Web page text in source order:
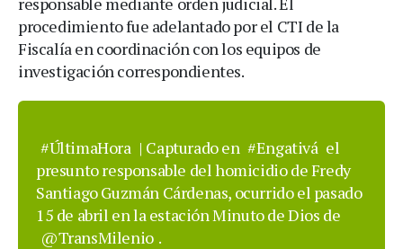
procedimiento fue adelantado por el CTI de la
Fiscalía en coordinación con los equipos de
investigación correspondientes.
#ÚltimaHora | Capturado en #Engativá el
presunto responsable del homicidio de Fredy
Santiago Guzmán Cárdenas, ocurrido el pasado
15 de abril en la estación Minuto de Dios de
@TransMilenio .